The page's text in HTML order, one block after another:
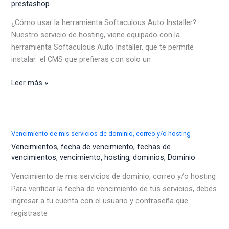
prestashop
¿Cómo usar la herramienta Softaculous Auto Installer?
Nuestro servicio de hosting, viene equipado con la
herramienta Softaculous Auto Installer, que te permite
instalar el CMS que prefieras con solo un
¿Cómo
herramienta
Softaculous
Auto
Installer?
Leer más »
Vencimiento de mis servicios de dominio, correo y/o hosting
Vencimientos,fecha de vencimiento,fechas de
vencimientos,vencimiento,hosting,dominios,Dominio
Vencimiento de mis servicios de dominio, correo y/o hosting
Para verificar la fecha de vencimiento de tus servicios, debes
ingresar a tu cuenta con el usuario y contraseña que
registraste